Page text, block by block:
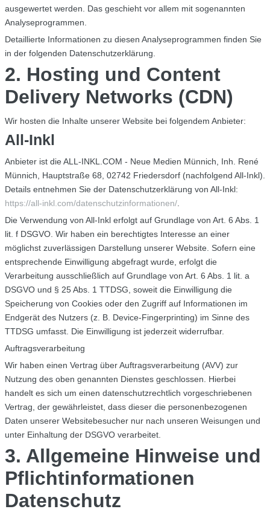
ausgewertet werden. Das geschieht vor allem mit sogenannten
Analyseprogrammen.
Detaillierte Informationen zu diesen Analyseprogrammen finden Sie
in der folgenden Datenschutzerklärung.
2. Hosting und Content
Delivery Networks (CDN)
Wir hosten die Inhalte unserer Website bei folgendem Anbieter:
All-Inkl
Anbieter ist die ALL-INKL.COM - Neue Medien Münnich, Inh. René
Münnich, Hauptstraße 68, 02742 Friedersdorf (nachfolgend All-Inkl).
Details entnehmen Sie der Datenschutzerklärung von All-Inkl:
https://all-inkl.com/datenschutzinformationen/.
Die Verwendung von All-Inkl erfolgt auf Grundlage von Art. 6 Abs. 1
lit. f DSGVO. Wir haben ein berechtigtes Interesse an einer
möglichst zuverlässigen Darstellung unserer Website. Sofern eine
entsprechende Einwilligung abgefragt wurde, erfolgt die
Verarbeitung ausschließlich auf Grundlage von Art. 6 Abs. 1 lit. a
DSGVO und § 25 Abs. 1 TTDSG, soweit die Einwilligung die
Speicherung von Cookies oder den Zugriff auf Informationen im
Endgerät des Nutzers (z. B. Device-Fingerprinting) im Sinne des
TTDSG umfasst. Die Einwilligung ist jederzeit widerrufbar.
Auftragsverarbeitung
Wir haben einen Vertrag über Auftragsverarbeitung (AVV) zur
Nutzung des oben genannten Dienstes geschlossen. Hierbei
handelt es sich um einen datenschutzrechtlich vorgeschriebenen
Vertrag, der gewährleistet, dass dieser die personenbezogenen
Daten unserer Websitebesucher nur nach unseren Weisungen und
unter Einhaltung der DSGVO verarbeitet.
3. Allgemeine Hinweise und
Pflichtinformationen
Datenschutz